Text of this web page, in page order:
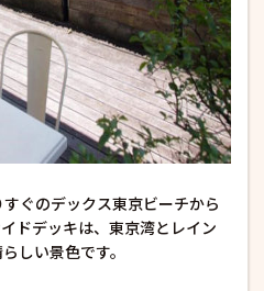
ぐのデックス東京ビーチから
ドデッキは、東京湾とレイン
しい景色です。